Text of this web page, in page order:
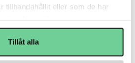
tillhandahållit eller som de har
Tillåt alla
eller ytterplagg i lätt, mjuk
och stilrena BAUER-detaljer.
ledare som vill ha en mångsidig
matchdag och vardag. Med